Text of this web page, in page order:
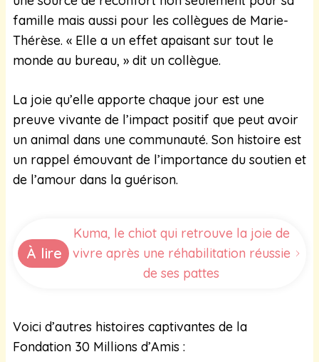
famille mais aussi pour les collègues de Marie-
Thérèse. « Elle a un effet apaisant sur tout le
monde au bureau, » dit un collègue.
La joie qu’elle apporte chaque jour est une
preuve vivante de l’impact positif que peut avoir
un animal dans une communauté. Son histoire est
un rappel émouvant de l’importance du soutien et
de l’amour dans la guérison.
À lire
Kuma, le chiot qui retrouve la joie de
vivre après une réhabilitation réussie
de ses pattes
Voici d’autres histoires captivantes de la
Fondation 30 Millions d’Amis :